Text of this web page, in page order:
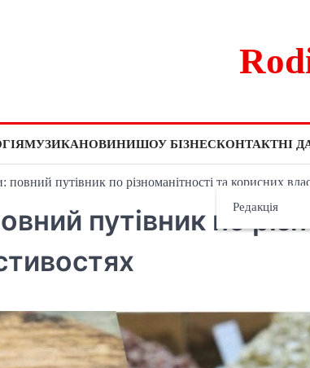
МУЗИКАНОВИНИШОУ БІЗНЕСКОНТАКТНІ
Редакція
повний путівник по різноманітності та корисних
путівник по